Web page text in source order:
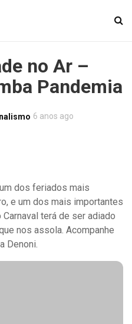
no Ar –
Pandemia
6 anos ago
dos feriados mais
e um dos mais importantes
terá de ser adiado
nos assola. Acompanhe
Denoni.